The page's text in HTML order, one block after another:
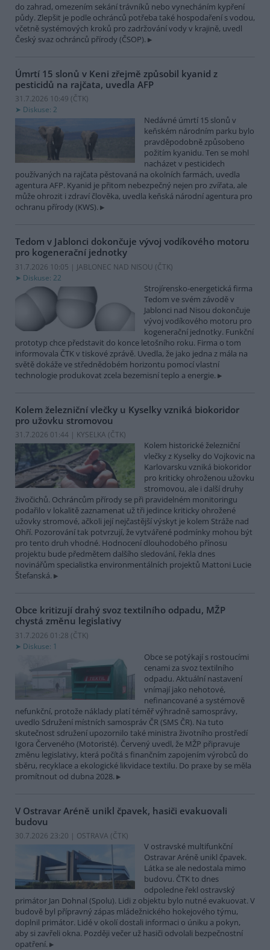
do zahrad, omezením sekání trávníků nebo vynecháním kypření
půdy. Zlepšit je podle ochránců potřeba také hospodaření s vodou,
včetně systémových kroků pro zadržování vody v krajině, uvedl
Český svaz ochránců přírody (ČSOP).
Úmrtí 15 slonů v Keni zřejmě způsobil kyanid z
pesticidů na rajčata, uvedla AFP
31.7.2026 10:49 (ČTK)
Diskuse: 2
Nedávné úmrtí 15 slonů v
keňském národním parku bylo
pravděpodobně způsobeno
požitím kyanidu. Ten se mohl
nacházet v pesticidech
používaných na rajčata pěstovaná na okolních farmách, uvedla
agentura AFP. Kyanid je přitom nebezpečný nejen pro zvířata, ale
může ohrozit i zdraví člověka, uvedla keňská národní agentura pro
ochranu přírody (KWS).
Tedom v Jablonci dokončuje vývoj vodíkového motoru
pro kogenerační jednotky
31.7.2026 10:05 | JABLONEC NAD NISOU (ČTK)
Diskuse: 22
Strojírensko-energetická firma
Tedom ve svém závodě v
Jablonci nad Nisou dokončuje
vývoj vodíkového motoru pro
kogenerační jednotky. Funkční
prototyp chce představit do konce letošního roku. Firma o tom
informovala ČTK v tiskové zprávě. Uvedla, že jako jedna z mála na
světě dokáže ve střednědobém horizontu pomocí vlastní
technologie produkovat zcela bezemisní teplo a energie.
Kolem železniční vlečky u Kyselky vzniká biokoridor
pro užovku stromovou
31.7.2026 01:44 | KYSELKA (ČTK)
Kolem historické železniční
vlečky z Kyselky do Vojkovic na
Karlovarsku vzniká biokoridor
pro kriticky ohroženou užovku
stromovou, ale i další druhy
živočichů. Ochráncům přírody se při pravidelném monitoringu
podařilo v lokalitě zaznamenat už tři jedince kriticky ohrožené
užovky stromové, ačkoli její nejčastější výskyt je kolem Stráže nad
Ohří. Pozorování tak potvrzují, že vytvářené podmínky mohou být
pro tento druh vhodné. Hodnocení dlouhodobého přínosu
projektu bude předmětem dalšího sledování, řekla dnes
novinářům specialistka environmentálních projektů Mattoni Lucie
Štefanská.
Obce kritizují drahý svoz textilního odpadu, MŽP
chystá změnu legislativy
31.7.2026 01:28 (ČTK)
Diskuse: 1
Obce se potýkají s rostoucími
cenami za svoz textilního
odpadu. Aktuální nastavení
vnímají jako nehotové,
nefinancované a systémově
nefunkční, protože náklady platí téměř výhradně samosprávy,
uvedlo Sdružení místních samospráv ČR (SMS ČR). Na tuto
skutečnost sdružení upozornilo také ministra životního prostředí
Igora Červeného (Motoristé). Červený uvedl, že MŽP připravuje
změnu legislativy, která počítá s finančním zapojením výrobců do
sběru, recyklace a ekologické likvidace textilu. Do praxe by se měla
promítnout od dubna 2028.
V Ostravar Aréně unikl čpavek, hasiči evakuovali
budovu
30.7.2026 23:20 | OSTRAVA (ČTK)
V ostravské multifunkční
Ostravar Aréně unikl čpavek.
Látka se ale nedostala mimo
budovu. ČTK to dnes
odpoledne řekl ostravský
primátor Jan Dohnal (Spolu). Lidi z objektu bylo nutné evakuovat. V
budově byl přípravný zápas mládežnického hokejového týmu,
doplnil primátor. Lidé v okolí dostali informaci o úniku a pokyn,
aby si zavřeli okna. Později večer už hasiči odvolali bezpečnostní
opatření.